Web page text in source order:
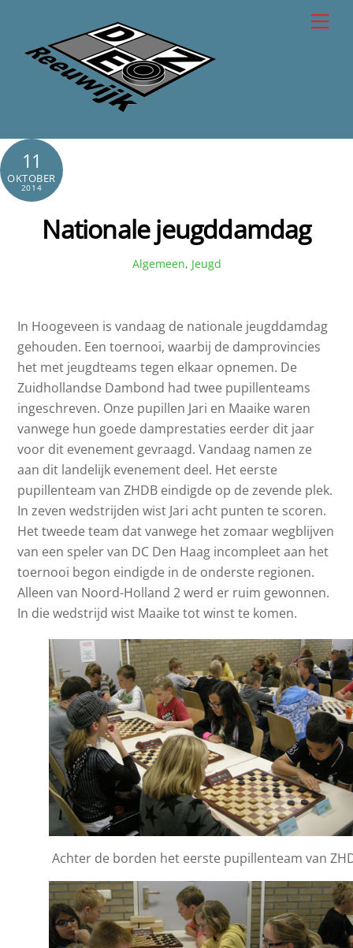
content
11
OKTOBER
2014
Nationale jeugddamdag
Algemeen, Jeugd
In Hoogeveen is vandaag de nationale jeugddamdag
gehouden. Een toernooi, waarbij de damprovincies
het met jeugdteams tegen elkaar opnemen. De
Zuidhollandse Dambond had twee pupillenteams
ingeschreven. Onze pupillen Jari en Maaike waren
vanwege hun goede damprestaties eerder dit jaar
voor dit evenement gevraagd. Vandaag namen ze
aan dit landelijk evenement deel. Het eerste
pupillenteam van ZHDB eindigde op de zevende plek.
In zeven wedstrijden wist Jari acht punten te scoren.
Het tweede team dat vanwege het zomaar wegblijven
van een speler van DC Den Haag incompleet aan het
toernooi begon eindigde in de onderste regionen.
Alleen van Noord-Holland 2 werd er ruim gewonnen.
In die wedstrijd wist Maaike tot winst te komen.
Achter de borden het eerste pupillenteam van